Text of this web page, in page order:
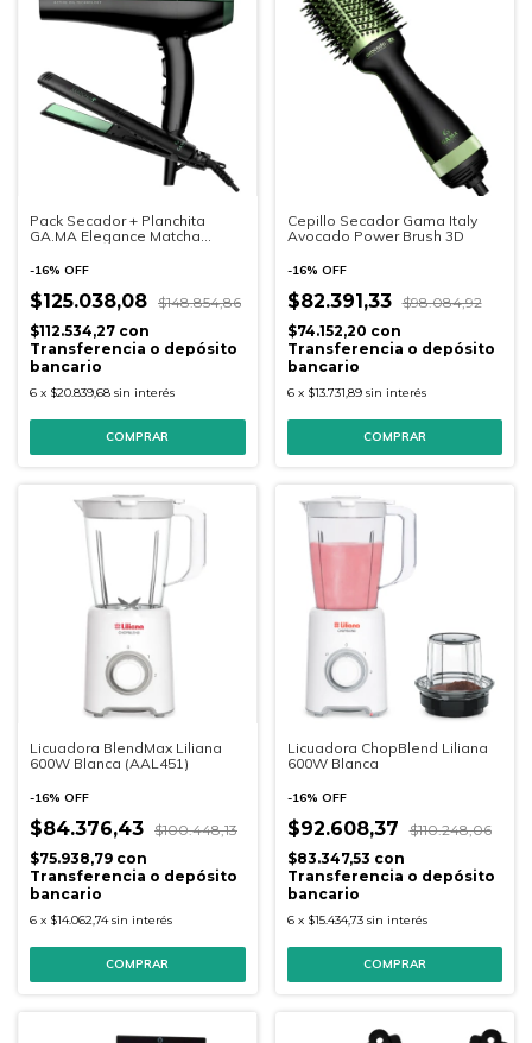
Pack Secador + Planchita
GA.MA Elegance Matcha
-16% OFF
$125.038,08 $148.854,86
$112.534,27 con
Transferencia o depósito
bancario
6 x $20.839,68 sin interés
Cepillo Secador Gama Italy
Avocado Power Brush 3D
-16% OFF
$82.391,33 $98.084,92
$74.152,20 con
Transferencia o depósito
bancario
6 x $13.731,89 sin interés
Licuadora BlendMax Liliana
600W Blanca (AAL451)
-16% OFF
$84.376,43 $100.448,13
$75.938,79 con
Transferencia o depósito
bancario
6 x $14.062,74 sin interés
Licuadora ChopBlend Liliana
600W Blanca
-16% OFF
$92.608,37
$110.248,06
$83.347,53 con
Transferencia o depósito
bancario
6 x $15.434,73 sin interés